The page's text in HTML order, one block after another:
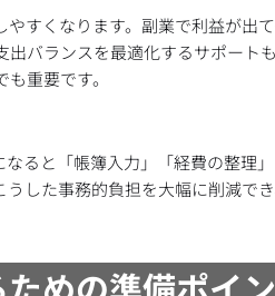
すくなります。副業で利益が出
バランスを最適化するサポート
重要です。
ると「帳簿入力」「経費の整理
した事務的負担を大幅に削減で